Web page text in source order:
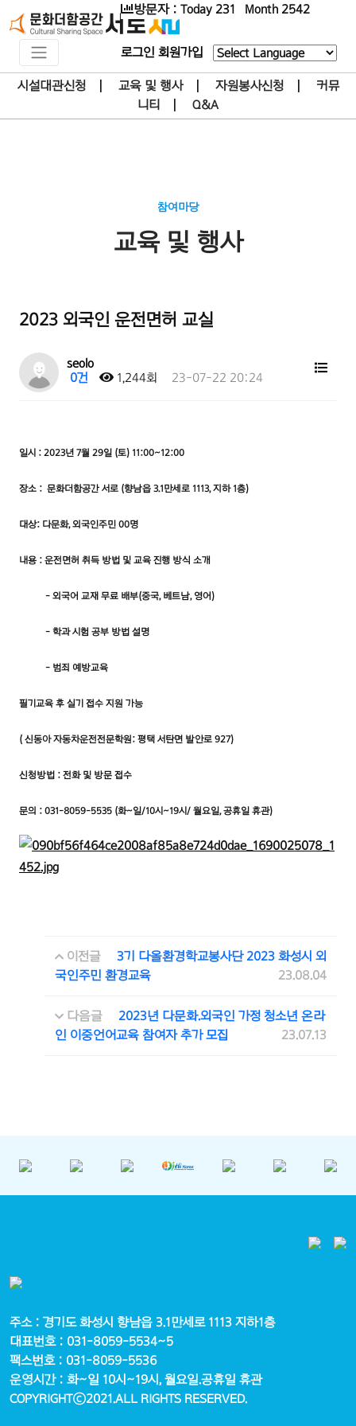
방문자 : Today 231 Month 2542
로그인 회원가입
Powered by
시설대관신청| 교육 및 행사| 자원봉사신청| 커뮤
니티
Q&A
참여마당
교육 및 행사
2023 외국인 운전면허 교실
seolo
0건
1,244회 23-07-22 20:24
일시 : 2023년 7월 29일 (토) 11:00~12:00
장소 : 문화더함공간 서로 (향남읍 3.1만세로 1113, 지하 1층)
대상: 다문화, 외국인주민 00명
내용 : 운전면허 취득 방법 및 교육 진행 방식 소개
- 외국어 교재 무료 배부(중국, 베트남, 영어)
- 학과 시험 공부 방법 설명
- 범죄 예방교육
필기교육 후 실기 접수 지원 가능
( 신동아 자동차운전전문학원: 평택 서탄면 발안로 927)
신청방법 : 전화 및 방문 접수
문의 : 031-8059-5535 (화~일/10시~19시/ 월요일, 공휴일 휴관)
이전글
3기 다올환경학교봉사단 2023 화성시 외
국인주민 환경교육
23.08.04
다음글
2023년 다문화.외국인 가정 청소년 온라
인 이중언어교육 참여자 추가 모집
23.07.13
주소 : 경기도 화성시 향남읍 3.1만세로 1113 지하1층
대표번호 : 031-8059-5534~5
팩스번호 : 031-8059-5536
운영시간 : 화~일 10시~19시, 월요일.공휴일 휴관
COPYRIGHTⓒ2021.ALL RIGHTS RESERVED.